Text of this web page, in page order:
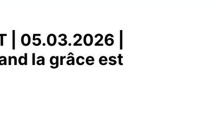
| 05.03.2026 |
la grâce est